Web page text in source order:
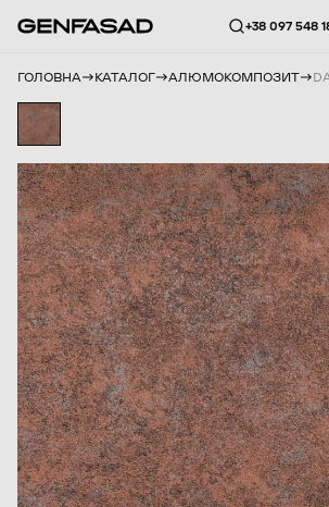
+38 097 548
ГОЛОВНА КАТАЛОГ АЛЮМОКОМПОЗИТ